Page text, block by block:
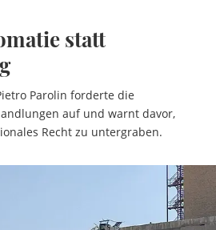
statt
Parolin forderte die
auf und warnt davor,
Recht zu untergraben.